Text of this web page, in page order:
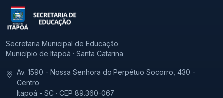
Secretaria Municipal de Educação
Município de Itapoá · Santa Catarina
Av. 1590 - Nossa Senhora do Perpétuo Socorro, 430 -
Centro
Itapoá - SC · CEP 89.360-067